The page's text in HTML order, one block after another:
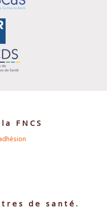
FNCS
de santé.